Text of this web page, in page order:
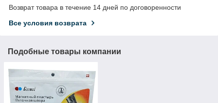
Возврат товара в течение 14 дней по договоренности
Все условия возврата
Подобные товары компании